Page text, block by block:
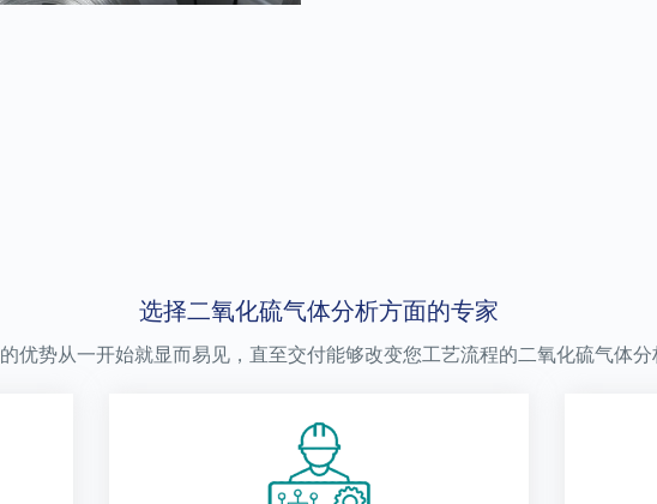
选择二氧化硫气体分析方面的专家
的优势从一开始就显而易见，直至交付能够改变您工艺流程的二氧化硫气体分